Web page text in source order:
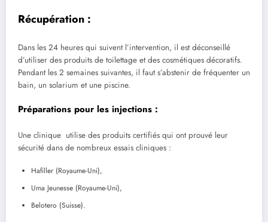
Récupération :
Dans les 24 heures qui suivent l’intervention, il est déconseillé
d’utiliser des produits de toilettage et des cosmétiques décoratifs.
Pendant les 2 semaines suivantes, il faut s’abstenir de fréquenter un
bain, un solarium et une piscine.
Préparations pour les injections :
Une clinique utilise des produits certifiés qui ont prouvé leur
sécurité dans de nombreux essais cliniques :
Hafiller (Royaume-Uni),
Uma Jeunesse (Royaume-Uni),
Belotero (Suisse).